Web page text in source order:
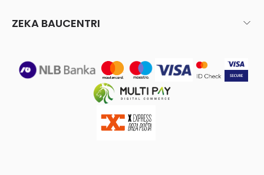
ZEKA BAUCENTRI